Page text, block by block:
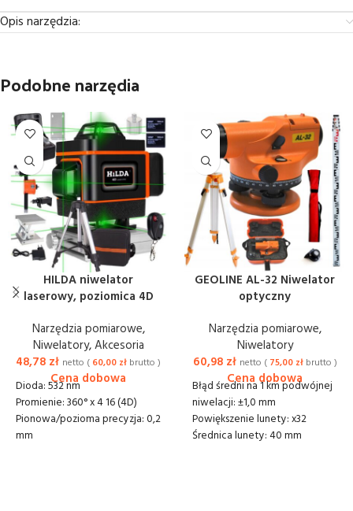
Opis narzędzia:
Podobne narzędia
HILDA niwelator
laserowy, poziomica 4D
Narzędzia pomiarowe,
Niwelatory,Akcesoria
48,78 zł netto ( 60,00 zł brutto )
Dioda: 532 nm
Promienie: 360° x 4 16 (4D)
Pionowa/pozioma precyzja: 0,2
mm
GEOLINE AL-32 Niwelator
optyczny
Narzędzia pomiarowe,
Niwelatory
60,98 zł netto ( 75,00 złbrutto )
Błąd średni na 1 km podwójnej
niwelacji: ±1,0 mm
Powiększenie lunety: x32
Średnica lunety: 40 mm